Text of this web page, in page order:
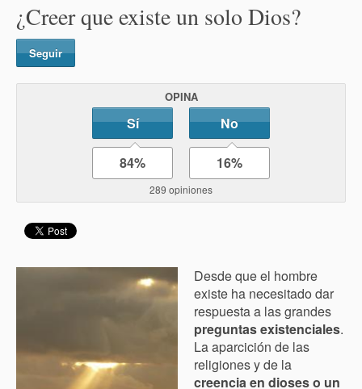
¿Creer que existe un solo Dios?
Seguir
OPINA
Sí No
84% 16%
289 opiniones
Desde que el hombre
existe ha necesitado dar
respuesta a las grandes
preguntas existenciales.
La aparcición de las
religiones y de la
creencia en dioses o un